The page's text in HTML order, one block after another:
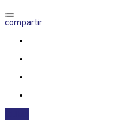
compartir